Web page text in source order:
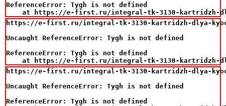
ReferenceError: Tygh is not defined
at https://e-first.ru/integral-tk-3130-
https://e-first.ru/integral-tk-3130-kartridzh-dlya-kyocera-
Uncaught ReferenceError: Tygh is not defined
ReferenceError: Tygh is not defined
at https://e-first.ru/integral-tk-3130-
https://e-first.ru/integral-tk-3130-kartridzh-dlya-kyocera-
Uncaught ReferenceError: Tygh is not defined
ReferenceError: Tygh is not defined